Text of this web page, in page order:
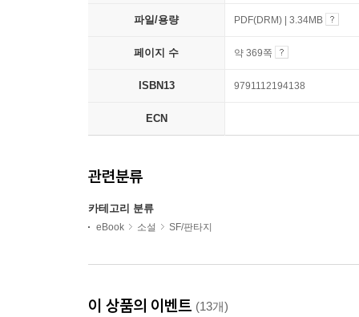
파일/용량 PDF(DRM) | 3.34MB
페이지 수 약 369쪽
ISBN13 9791112194138
ECN
관련분류
카테고리 분류
eBook 소설 SF/판타지
이 상품의 이벤트 (13개)